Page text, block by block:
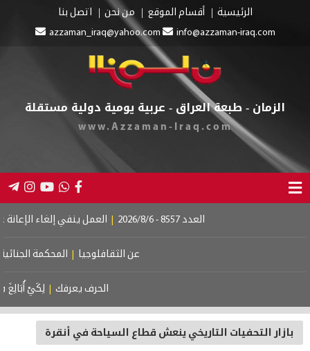
الرئيسية أقسام الموقع من نحن
اتصل بنا
azzaman_iraq@yahoo.com
info@azzaman-iraq.com
الزمان - طبعة العراق - عربية يومية دولية مستقلة
www.Azzaman-Iraq.com
| العمل ينفي إلغاء الإعانة عن
عن الثقافلوجيا | المحكمة الجنائية
الحرف يعرفك | لِكَيْ أُبَالِغَ فِي
بازار التحفيات التاريخي ينعش قطاع السياحة في أنقرة